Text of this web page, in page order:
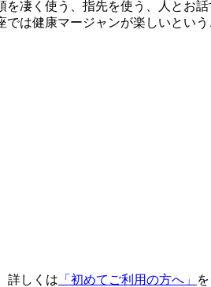
凄く使う、指先を使う、人とお
は健康マージャンが楽しいとい
詳しくは 「初めてご利用の方へ」